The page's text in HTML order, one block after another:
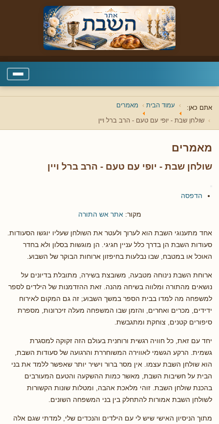
אתם כאן: עמוד הבית מאמרים
שולחן שבת - יופי עם טעם - הרב ברל ויין
מאמרים
שולחן שבת - יופי עם טעם - הרב ברל ויין
הדפסה
מקור: אתר אש התורה
אחד מתענוגי השבת הוא לערוך ולעטר את השולחן שעליו יוגשו הסעודות.
סעודות השבת הן בדרך כלל עניין חגיגי. הן מוגשות בסלון ולא בחדר
האוכל או במטבח, שבו נבלעות בחיפזון ארוחות הבוקר של השבוע.
ארוחת השבת נינוחה מטבעה, משובצת בשירה, מתובלת בדיונים על
נושאים מהתורה ומלווה בשיחה מהנה. זאת ההזדמנות של הילדים לספר
למשפחה מה למדו בבית הספר במשך השבוע; זה גם המקום לאירוח
ידידים, מכרים ואחרים, והזמן שבו המשפחה מעלה זיכרונות, מספרת
סיפורים קטנים, צוחקת ומתגבשת.
יחד עם זאת, כל חוויה רגשית ורוחנית בעולם הזה זקוקה למסגרת
גשמית. הרקע הגשמי לאווירה המשוחררת והרגועה של סעודות השבת,
הוא שולחן השבת עצמו. אין מסר ברור וישיר יותר שאפשר ללמד את בני
הבית על חשיבות השבת, מאשר כמות ההשקעה והטעם המעורבים
בהכנת שולחן השבת. זוהי מלאכת אהבה, ומטלות שונות הקשורות
לשולחן השבת אמורות להתחלק בין בני המשפחה השונים.
מתוך הניסיון האישי שיש לי עם הילדים והנכדים שלי, למדתי שגם אלה